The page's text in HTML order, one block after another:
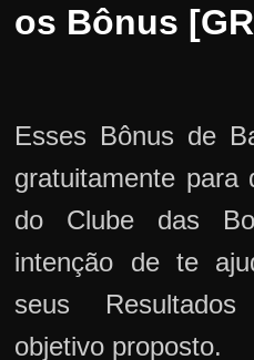
os Bônus
Esses Bônus de
gratuitamente para
do Clube das
intenção de te
seus
objetivo proposto.